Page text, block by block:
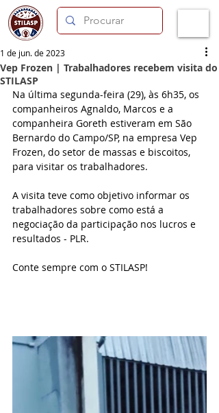
Vep Frozen | Trabalhadores recebem visita do
STILASP
1 de jun. de 2023
Na última segunda-feira (29), às 6h35, os
companheiros Agnaldo, Marcos e a
companheira Goreth estiveram em São
Bernardo do Campo/SP, na empresa Vep
Frozen, do setor de massas e biscoitos,
para visitar os trabalhadores.
A visita teve como objetivo informar os
trabalhadores sobre como está a
negociação da participação nos lucros e
resultados - PLR.
Conte sempre com o STILASP!